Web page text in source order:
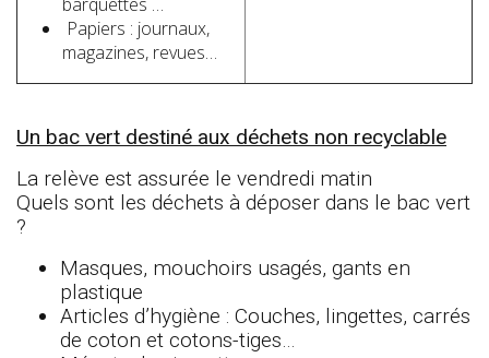
Papiers : journaux,
magazines, revues…
Un bac vert destiné aux déchets non recyclable
La relève est assurée le vendredi matin
Quels sont les déchets à déposer dans le bac vert
?
Masques, mouchoirs usagés, gants en
plastique
Articles d’hygiène : Couches, lingettes, carrés
de coton et cotons-tiges…